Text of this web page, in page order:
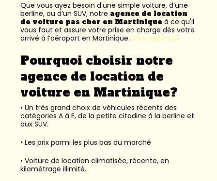
Que vous ayez besoin d'une simple voiture, d’une
berline, ou d’un SUV, notre agence de location
de voiture pas cher en Martinique à ce qu'il
vous faut et assure votre prise en charge dès votre
arrivé à l’aéroport en Martinique.rolex replica uk
Pourquoi choisir notre
agence de location de
voiture en Martinique?
• Un très grand choix de véhicules récents des
catégories A à E, de la petite citadine à la berline et
aux SUV.
• Les prix parmi les plus bas du marché
• Voiture de location climatisée, récente, en
kilométrage illimité.